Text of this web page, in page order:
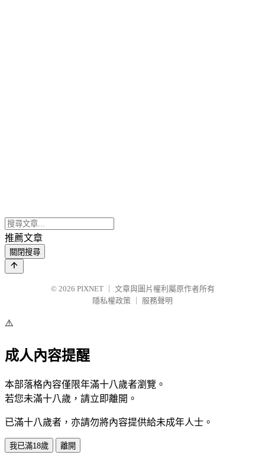
推薦文章
關閉搜尋
© 2026 PIXNET
文章與圖片權利屬原作者所有
隱私權政策
服務聲明
⚠️
成人內容提醒
本部落格內容僅限年滿十八歲者瀏覽。
若您未滿十八歲，請立即離開。
已滿十八歲者，亦請勿將內容提供給未成年人士。
我已滿18歲 離開